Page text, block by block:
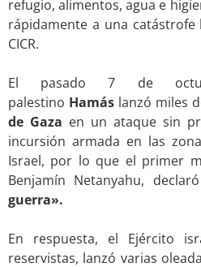
refugio, alimentos, agua e
rápidamente a una catástrofe
CICR.
El pasado 7 de
palestino Hamás lanzó miles
de Gaza en un ataque sin
incursión armada en las
Israel, por lo que el primer
Benjamín Netanyahu,
guerra».
En respuesta, el Ejército
reservistas, lanzó varias